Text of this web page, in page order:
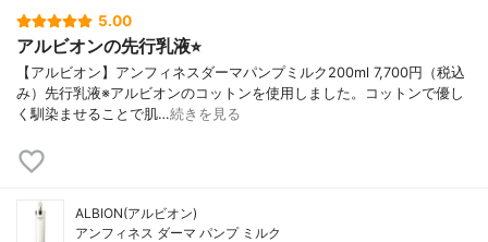
5.00
アルビオンの先行乳液⭐︎
【アルビオン】アンフィネスダーマパンプミルク200ml 7,700円（税込
み）先行乳液※アルビオンのコットンを使用しました。コットンで優し
く馴染ませることで肌…続きを見る
ALBION(アルビオン)
アンフィネス ダーマ パンプ ミルク